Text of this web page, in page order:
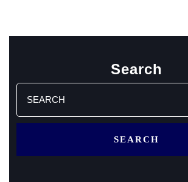
Search
Search
for: